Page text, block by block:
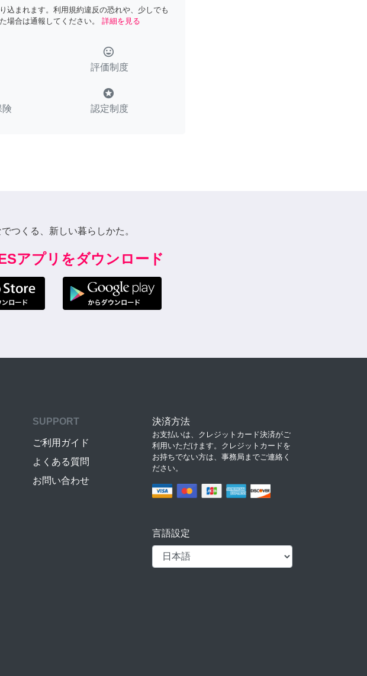
込まれます。利用規約違反の恐れや、少しでも
場合は通報してください。
詳細を見る
tag_faces
評価制度
険
stars
認定制度
つくる、新しい暮らしかた。
アプリをダウンロード
SUPPORT
ご利用ガイド
よくある質問
お問い合わせ
決済方法
お支払いは、クレジットカード決済がご
利用いただけます。クレジットカードを
お持ちでない方は、事務局までご連絡く
ださい。
言語設定